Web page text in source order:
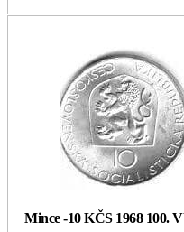
Mince -10 KČS 1968